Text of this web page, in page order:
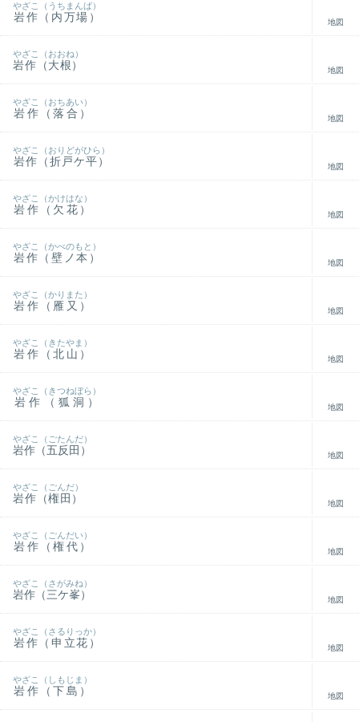
岩作（内万場）
やざこ（うちまんば）
地図
岩作（大根）
やざこ（おおね）
地図
岩作（落合）
やざこ（おちあい）
地図
岩作（折戸ケ平）
やざこ（おりどがひら）
地図
岩作（欠花）
やざこ（かけはな）
地図
岩作（壁ノ本）
やざこ（かべのもと）
地図
岩作（雁又）
やざこ（かりまた）
地図
岩作（北山）
やざこ（きたやま）
地図
岩作（狐洞）
やざこ（きつねぼら）
地図
岩作（五反田）
やざこ（ごたんだ）
地図
岩作（権田）
やざこ（ごんだ）
地図
岩作（権代）
やざこ（ごんだい）
地図
岩作（三ケ峯）
やざこ（さがみね）
地図
岩作（申立花）
やざこ（さるりっか）
地図
岩作（下島）
やざこ（しもじま）
地図